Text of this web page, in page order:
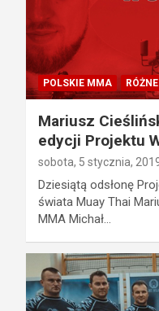
POLSKIE MMA RÓŻNE
Mariusz
edycji Projektu
sobota, 5 stycznia,
Dziesiątą odsłonę
świata Muay Thai
MMA Michał…